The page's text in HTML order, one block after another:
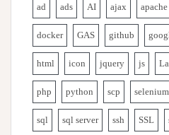
ad ads AI ajax apache
docker GAS github
html icon jquery js
php python scp selenium
sql sql server ssh SSL